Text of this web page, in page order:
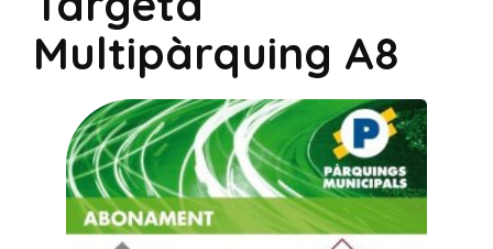
Multipàrquing A8